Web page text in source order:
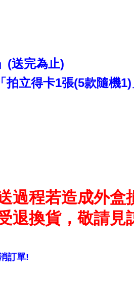
(送完為止)
立得卡1張(5款隨機
過程若造成外盒
換貨，敬請見
訂單!